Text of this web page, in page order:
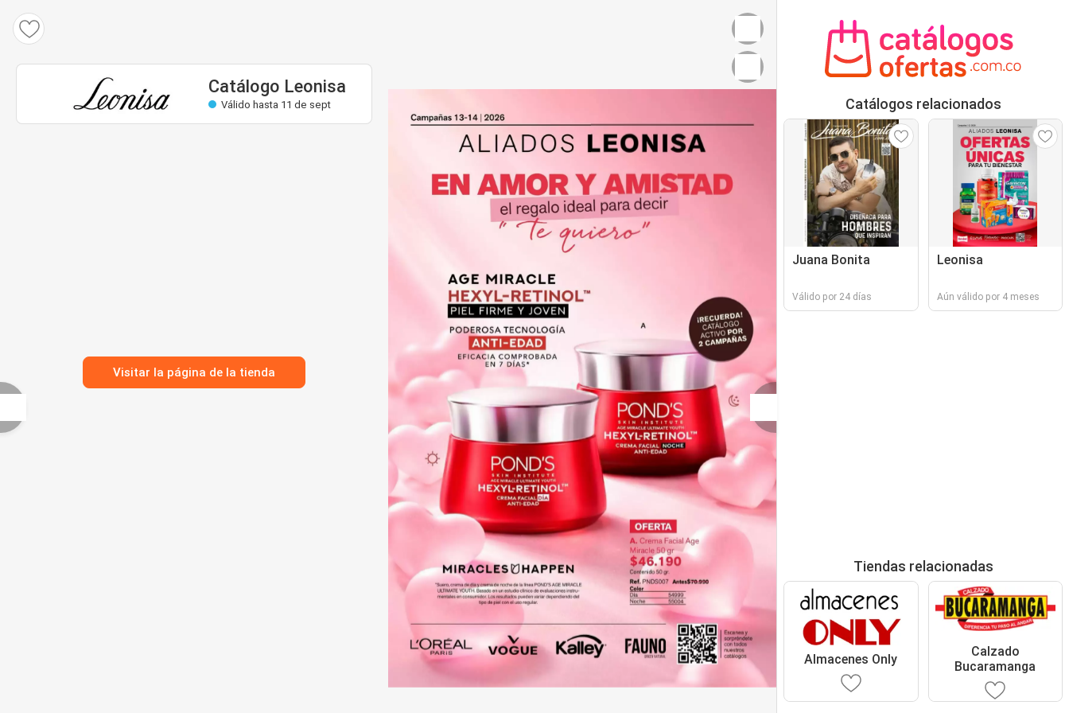
Catálogo Leonisa
Válido hasta 11 de sept
Visitar la página de la tienda
Catálogos relacionados
Juana Bonita
Válido por 24 días
Leonisa
Aún válido por 4 meses
Tiendas relacionadas
Almacenes Only
Calzado
Bucaramanga